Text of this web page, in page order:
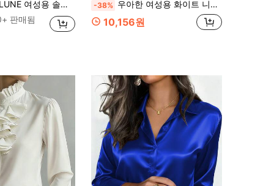
컬러 V넥 싱글 브레스트 캐주얼 셔츠, 여름에 적합
판매됨
-38% 우아한 여성용 화이트 니트 반투명 긴팔 타이넥 셔츠 버튼 디자인
10,156원